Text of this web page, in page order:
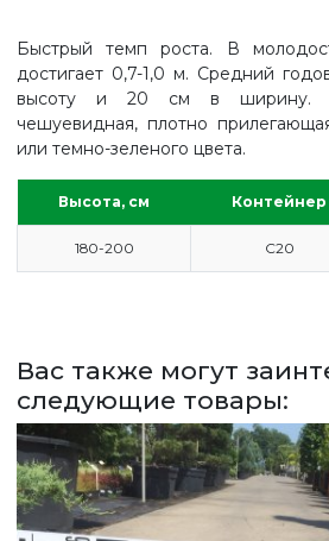
ПРАЙС
СДЕЛАТЬ ЗАКАЗ
ЗАДАТЬ ВОПРОС
Быстрый темп роста. В
достигает 0,7-1,0 м. Средний
высоту и 20 см в ширину.
чешуевидная, плотно
или темно-зеленого цвета.
Высота, см Контейнер
180-200 С20
Вас также могут
следующие товары: